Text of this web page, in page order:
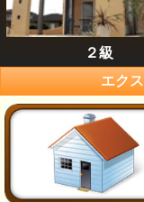
２級
エク